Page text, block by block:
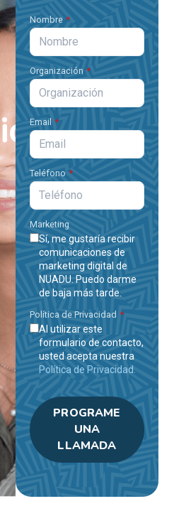
Nombre
Organización
Email
Teléfono
Marketing
Sí, me gustaría recibir
comunicaciones de
marketing digital de
NUADU. Puedo darme
de baja más tarde.
Política de Privacidad
Al utilizar este
formulario de contacto,
usted acepta nuestra
Política de Privacidad.
PROGRAME
UNA
LLAMADA